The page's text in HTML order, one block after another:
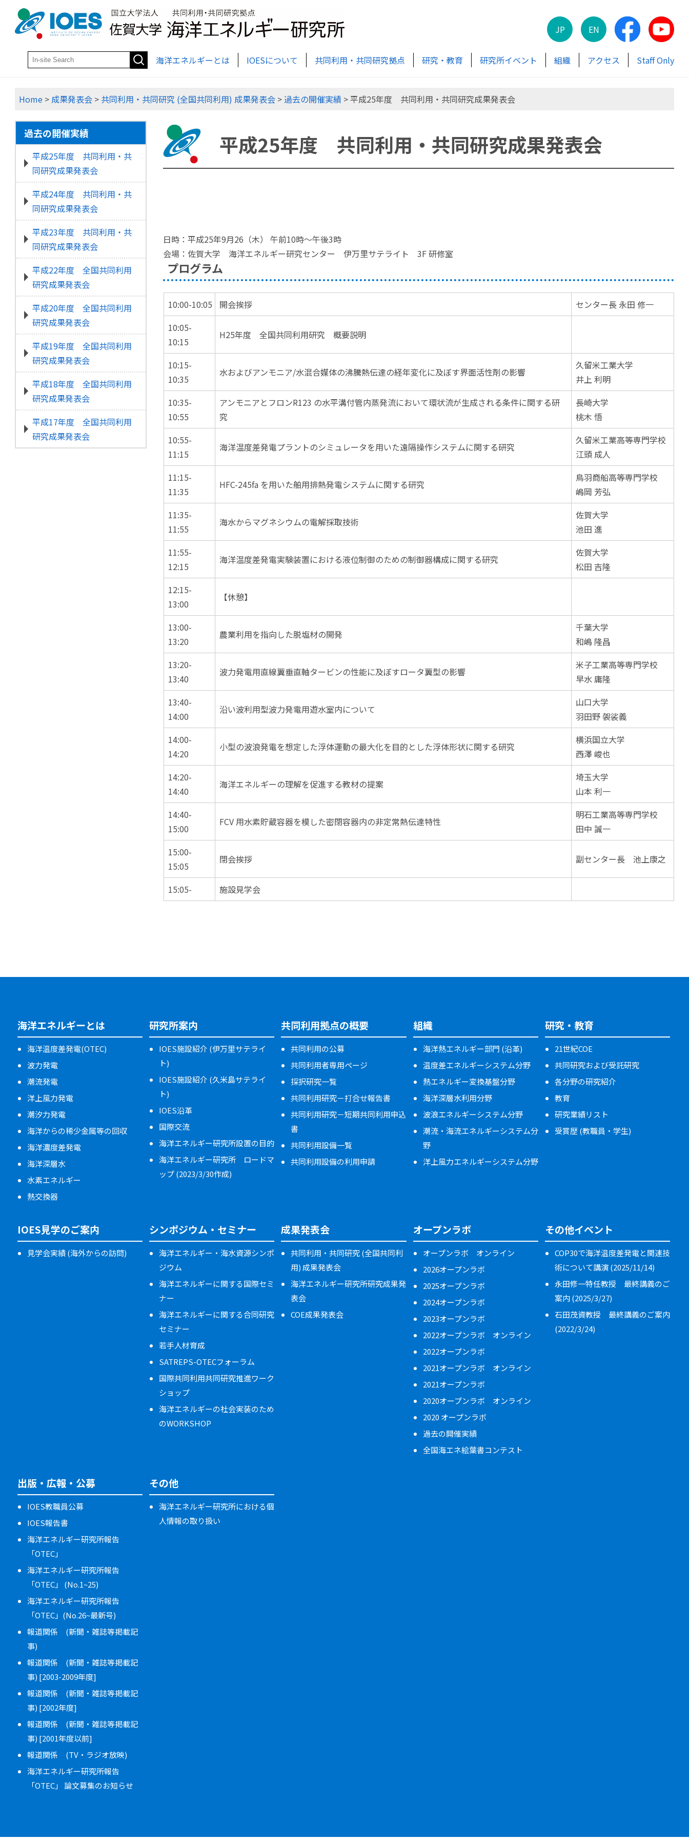
JP EN
海洋エネルギーとは IOESについて 共同利用・共同研究拠点 研究・教育 研究所イベント 組織 アクセス Staff Only
Home > 成果発表会 > 共同利用・共同研究 (全国共同利用) 成果発表会 >過去の開催実績 > 平成25年度 共同利用・共同研究成果発表会
過去の開催実績
平成25年度 共同利用・共
同研究成果発表会
平成24年度 共同利用・共
同研究成果発表会
平成23年度 共同利用・共
同研究成果発表会
平成22年度 全国共同利用
研究成果発表会
平成20年度 全国共同利用
研究成果発表会
平成19年度 全国共同利用
研究成果発表会
平成18年度 全国共同利用
研究成果発表会
平成17年度 全国共同利用
研究成果発表会
平成25年度 共同利用・共同研究成果発表会
日時：平成25年9月26（木） 午前10時～午後3時
会場：佐賀大学 海洋エネルギー研究センター 伊万里サテライト 3F 研修室
プログラム
10:00-10:05 開会挨拶
センター長 永田 修一
10:05-
10:15
H25年度 全国共同利用研究 概要説明
10:15-
10:35
水およびアンモニア/水混合媒体の沸騰熱伝達の経年変化に及ぼす界面活性剤の影響
久留米工業大学
井上 利明
10:35-
10:55
アンモニアとフロンR123 の水平溝付管内蒸発流において環状流が生成される条件に関する研
究
長崎大学
桃木 悟
10:55-
11:15
海洋温度差発電プラントのシミュレータを用いた遠隔操作システムに関する研究
久留米工業高等専門学校
江頭 成人
11:15-
11:35
HFC-245fa を用いた舶用排熱発電システムに関する研究
鳥羽商船高等専門学校
嶋岡 芳弘
11:35-
11:55
海水からマグネシウムの電解採取技術
佐賀大学
池田 進
11:55-
12:15
海洋温度差発電実験装置における液位制御のための制御器構成に関する研究
佐賀大学
松田 吉隆
12:15-
13:00
【休憩】
13:00-
13:20
農業利用を指向した脱塩材の開発
千葉大学
和嶋 隆昌
13:20-
13:40
波力発電用直線翼垂直軸タービンの性能に及ぼすロータ翼型の影響
米子工業高等専門学校
早水 庸隆
13:40-
14:00
沿い波利用型波力発電用遊水室内について
山口大学
羽田野 袈裟義
14:00-
14:20
小型の波浪発電を想定した浮体運動の最大化を目的とした浮体形状に関する研究
横浜国立大学
西澤 峻也
14:20-
14:40
海洋エネルギーの理解を促進する教材の提案
埼玉大学
山本 利一
14:40-
15:00
FCV 用水素貯蔵容器を模した密閉容器内の非定常熱伝達特性
明石工業高等専門学校
田中 誠一
15:00-
15:05
閉会挨拶 副センター長 池上康之
15:05- 施設見学会
海洋エネルギーとは
海洋温度差発電(OTEC)
波力発電
潮流発電
洋上風力発電
潮汐力発電
海洋からの稀少金属等の回収
海洋濃度差発電
海洋深層水
水素エネルギー
熱交換器
研究所案内
IOES施設紹介 (伊万里サテライ
ト)
IOES施設紹介 (久米島サテライ
ト)
IOES沿革
国際交流
海洋エネルギー研究所設置の目的
海洋エネルギー研究所 ロードマ
ップ (2023/3/30作成)
共同利用拠点の概要
共同利用の公募
共同利用者専用ページ
採択研究一覧
共同利用研究－打合せ報告書
共同利用研究－短期共同利用申込
書
共同利用設備一覧
共同利用設備の利用申請
組織
海洋熱エネルギー部門 (沿革)
温度差エネルギーシステム分野
熱エネルギー変換基盤分野
海洋深層水利用分野
波浪エネルギーシステム分野
潮流・海流エネルギーシステム分
野
洋上風力エネルギーシステム分野
研究・教育
21世紀COE
共同研究および受託研究
各分野の研究紹介
教育
研究業績リスト
受賞歴 (教職員・学生)
IOES見学のご案内
見学会実績 (海外からの訪問)
シンポジウム・セミナー
海洋エネルギー・海水資源シンポ
ジウム
海洋エネルギーに関する国際セミ
ナー
海洋エネルギーに関する合同研究
セミナー
若手人材育成
SATREPS-OTECフォーラム
国際共同利用共同研究推進ワーク
ショップ
海洋エネルギーの社会実装のため
のWORKSHOP
成果発表会
共同利用・共同研究 (全国共同利
用) 成果発表会
海洋エネルギー研究所研究成果発
表会
COE成果発表会
オープンラボ
オープンラボ オンライン
2026オープンラボ
2025オープンラボ
2024オープンラボ
2023オープンラボ
2022オープンラボ オンライン
2022オープンラボ
2021オープンラボ オンライン
2021オープンラボ
2020オープンラボ オンライン
2020 オープンラボ
過去の開催実績
全国海エネ絵葉書コンテスト
その他イベント
COP30で海洋温度差発電と関連技
術について講演 (2025/11/14)
永田修一特任教授 最終講義のご
案内 (2025/3/27)
石田茂資教授 最終講義のご案内
(2022/3/24)
出版・広報・公募
IOES教職員公募
IOES報告書
海洋エネルギー研究所報告
「OTEC」
海洋エネルギー研究所報告
「OTEC」 (No.1~25)
海洋エネルギー研究所報告
「OTEC」(No.26~最新号)
報道関係 (新聞・雑誌等掲載記
事)
報道関係 (新聞・雑誌等掲載記
事) [2003-2009年度]
報道関係 (新聞・雑誌等掲載記
事) [2002年度]
報道関係 (新聞・雑誌等掲載記
事) [2001年度以前]
報道関係 (TV・ラジオ放映)
海洋エネルギー研究所報告
「OTEC」 論文募集のお知らせ
その他
海洋エネルギー研究所における個
人情報の取り扱い